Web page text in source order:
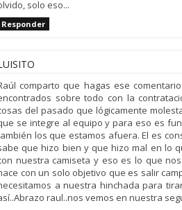
solo eso...
Responder
comparto que hagas ese
sobre todo con la
del pasado que lógicamente
se integre al equipo y para eso es
los que estamos afuera. El es
que hizo bien y que hizo mal en lo
nuestra camiseta y eso es lo que
con un solo objetivo que es salir
a nuestra hinchada para
raul..nos vemos en nuestra